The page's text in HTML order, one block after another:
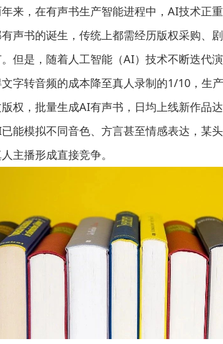
，在有声书生产智能进程中，AI技术正重
书的诞生，传统上都需经历版权采购、
但是，随着人工智能（AI）技术不断迭代
字转音频的成本降至真人录制的1/10，生
权，批量生成AI有声书，日均上线新作品
能模拟不同音色、方言甚至情感表达，某
主播形成直接竞争。